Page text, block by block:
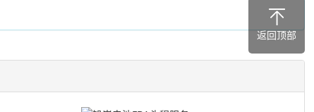
返回顶部